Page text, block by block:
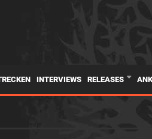
INTERVIEWS RELEASES